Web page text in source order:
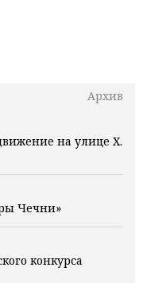
Архив
на улице Х.
Чечни»
конкурса